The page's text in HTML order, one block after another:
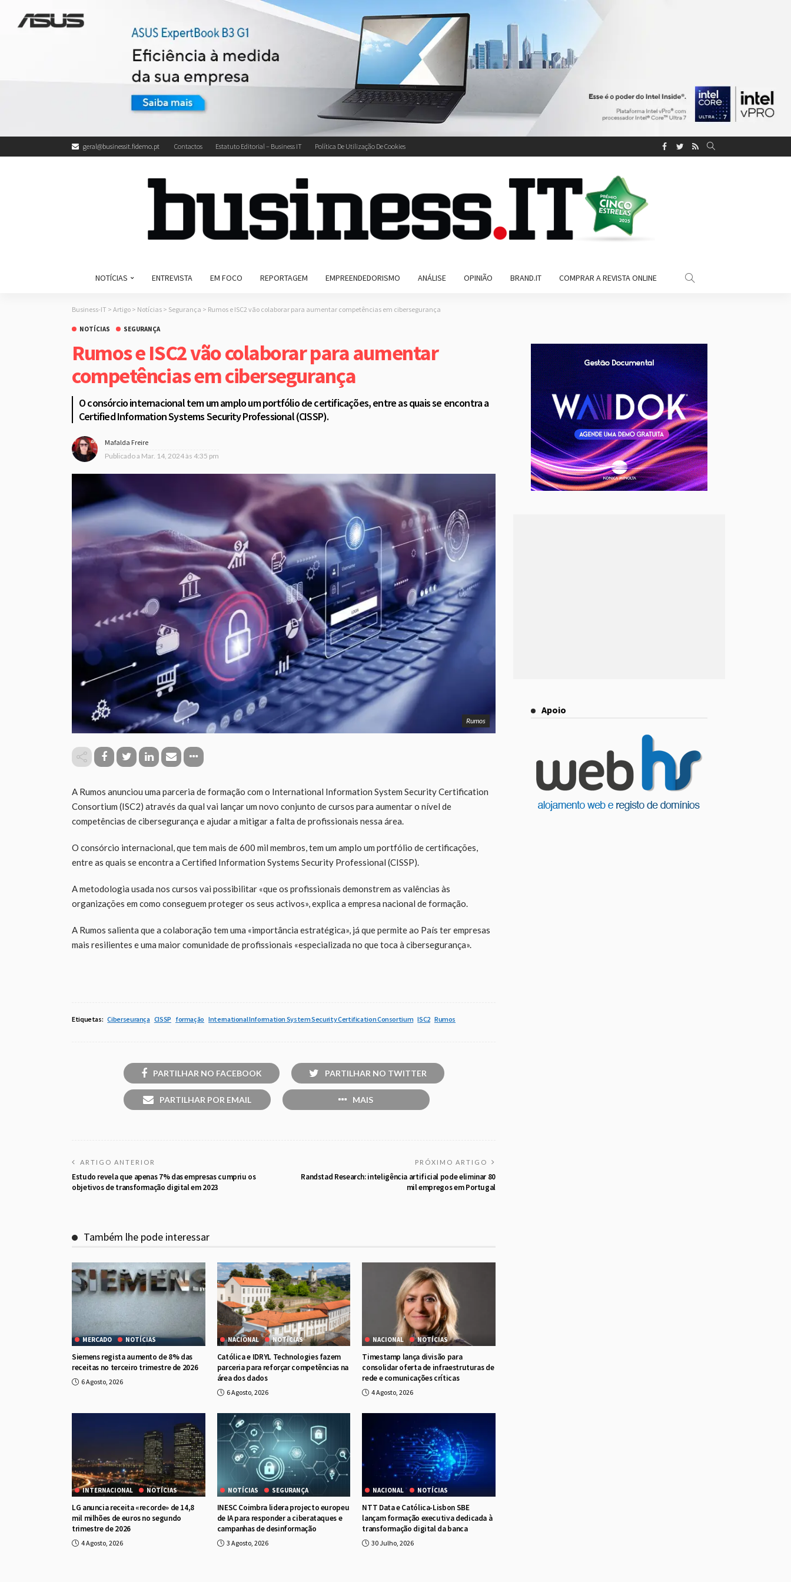
geral@businessit.fidemo.pt Contactos Estatuto Editorial – Business IT Política De Utilização De Cookies
NOTÍCIAS ENTREVISTA EM FOCO REPORTAGEM EMPREENDEDORISMO ANÁLISE OPINIÃO BRAND.IT COMPRAR A REVISTA ONLINE
Business-IT > Artigo > Notícias > Segurança > Rumos e ISC2 vão colaborar para aumentar competências em cibersegurança
NOTÍCIAS SEGURANÇA
Rumos e ISC2 vão colaborar para aumentar
competências em cibersegurança
O consórcio internacional tem um amplo um portfólio de certificações, entre as quais se encontra a
Certified Information Systems Security Professional (CISSP).
Mafalda Freire
Publicado a Mar. 14, 2024 às 4:35 pm
Rumos
A Rumos anunciou uma parceria de formação com o International Information System Security Certification
Consortium (ISC2) através da qual vai lançar um novo conjunto de cursos para aumentar o nível de
competências de cibersegurança e ajudar a mitigar a falta de profissionais nessa área.
O consórcio internacional, que tem mais de 600 mil membros, tem um amplo um portfólio de certificações,
entre as quais se encontra a Certified Information Systems Security Professional (CISSP).
A metodologia usada nos cursos vai possibilitar «que os profissionais demonstrem as valências às
organizações em como conseguem proteger os seus activos», explica a empresa nacional de formação.
A Rumos salienta que a colaboração tem uma «importância estratégica», já que permite ao País ter empresas
mais resilientes e uma maior comunidade de profissionais «especializada no que toca à cibersegurança».
Etiquetas: Ciberseurança CISSP formação International Information System Security Certification Consortium ISC2 Rumos
PARTILHAR NO FACEBOOK PARTILHAR NO TWITTER
PARTILHAR POR EMAIL MAIS
ARTIGO ANTERIOR
Estudo revela que apenas 7% das empresas cumpriu os
objetivos de transformação digital em 2023
PRÓXIMO ARTIGO
Randstad Research: inteligência artificial pode eliminar 80
mil empregos em Portugal
Também lhe pode interessar
MERCADO NOTÍCIAS
Siemens regista aumento de 8% das
receitas no terceiro trimestre de 2026
6 Agosto, 2026
NACIONAL NOTÍCIAS
Católica e IDRYL Technologies fazem
parceria para reforçar competências na
área dos dados
6 Agosto, 2026
NACIONAL NOTÍCIAS
Timestamp lança divisão para
consolidar oferta de infraestruturas de
rede e comunicações críticas
4 Agosto, 2026
INTERNACIONAL NOTÍCIAS
LG anuncia receita «recorde» de 14,8
mil milhões de euros no segundo
trimestre de 2026
4 Agosto, 2026
NOTÍCIAS SEGURANÇA
INESC Coimbra lidera projecto europeu
de IA para responder a ciberataques e
campanhas de desinformação
3 Agosto, 2026
NACIONAL NOTÍCIAS
NTT Data e Católica-Lisbon SBE
lançam formação executiva dedicada à
transformação digital da banca
30 Julho, 2026
Apoio